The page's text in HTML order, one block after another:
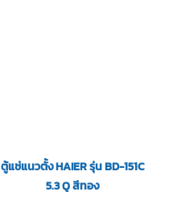
ตู้แช่แนวตั้ง HAIER รุ่น BD-151C
5.3 Q สีทอง